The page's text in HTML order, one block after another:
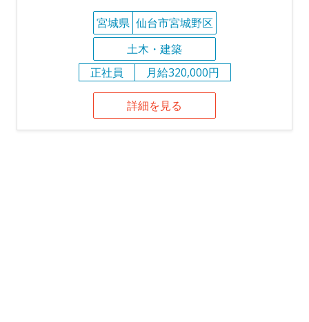
宮城県 仙台市宮城野区
土木・建築
正社員
月給320,000円
詳細を見る